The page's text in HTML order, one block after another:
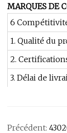
MARQUES DE
6
1. Qualité du
2.
3. Délai de
Précédent: